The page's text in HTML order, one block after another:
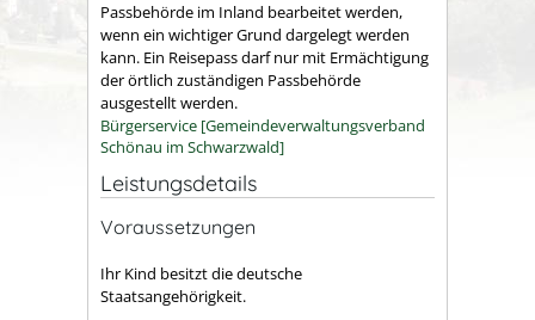
Passbehörde im Inland bearbeitet werden,
wenn ein wichtiger Grund dargelegt werden
kann. Ein Reisepass darf nur mit Ermächtigung
der örtlich zuständigen Passbehörde
ausgestellt werden.
Bürgerservice [Gemeindeverwaltungsverband
Schönau im Schwarzwald]
Leistungsdetails
Voraussetzungen
Ihr Kind besitzt die deutsche
Staatsangehörigkeit.